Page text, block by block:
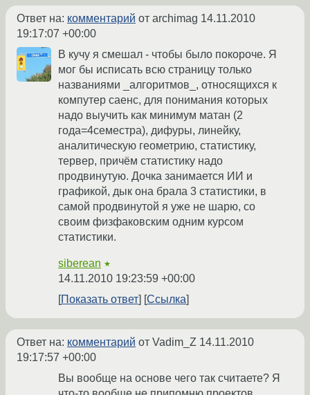
Ответ на: комментарий от archimag 14.11.2010
19:17:07 +00:00
В кучу я смешал - чтобы было покороче. Я
мог бы исписать всю страницу только
названиями _алгоритмов_, относящихся к
компутер саенс, для понимания которых
надо выучить как минимум матан (2
года=4семестра), дифуры, линейку,
аналитическую геометрию, статистику,
тервер, причём статистику надо
продвинутую. Дочка занимается ИИ и
графикой, дык она брала 3 статистики, в
самой продвинутой я уже не шарю, со
своим физфаковским одним курсом
статистики.
siberean ★
14.11.2010 19:23:59 +00:00
Показать ответ
Ссылка
Ответ на: комментарий от Vadim_Z 14.11.2010
19:17:57 +00:00
Вы вообще на основе чего так считаете? Я